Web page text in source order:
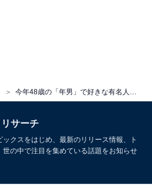
「年男」で活躍していると思う有名
グ！ ダントツ1位は「ムロツヨ
は？
リサーチ
クスをはじめ、最新のリリース情報、ト
の中で注目を集めている話題をお知らせ